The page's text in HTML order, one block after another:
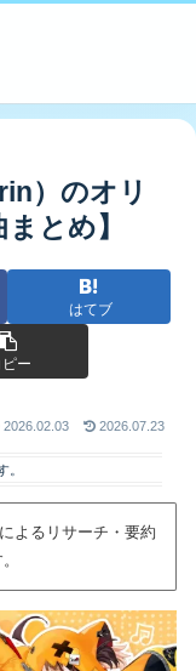
）のオリ
とめ】
はてブ
ピー
2026.02.03 2026.07.23
。
よるリサーチ・要約